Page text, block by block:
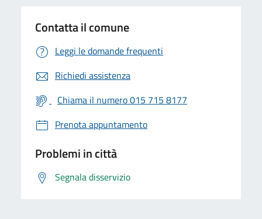
Contatta il comune
Leggi le domande frequenti
Richiedi assistenza
Chiama il numero 015 715 8177
Prenota appuntamento
Problemi in città
Segnala disservizio